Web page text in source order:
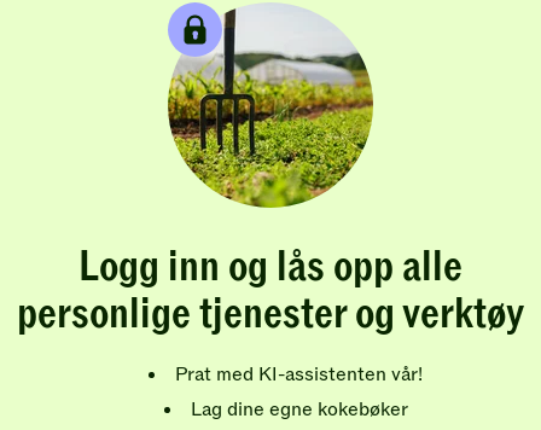
Logg inn og lås opp alle
personlige tjenester og verktøy
Prat med KI-assistenten vår!
Lag dine egne kokebøker